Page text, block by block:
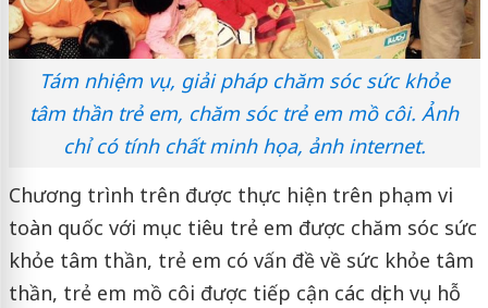
Tám nhiệm vụ, giải pháp chăm sóc sức khỏe
tâm thần trẻ em, chăm sóc trẻ em mồ côi. Ảnh
chỉ có tính chất minh họa, ảnh internet.
Chương trình trên được thực hiện trên phạm vi
toàn quốc với mục tiêu trẻ em được chăm sóc sức
khỏe tâm thần, trẻ em có vấn đề về sức khỏe tâm
thần, trẻ em mồ côi được tiếp cận các dịch vụ hỗ